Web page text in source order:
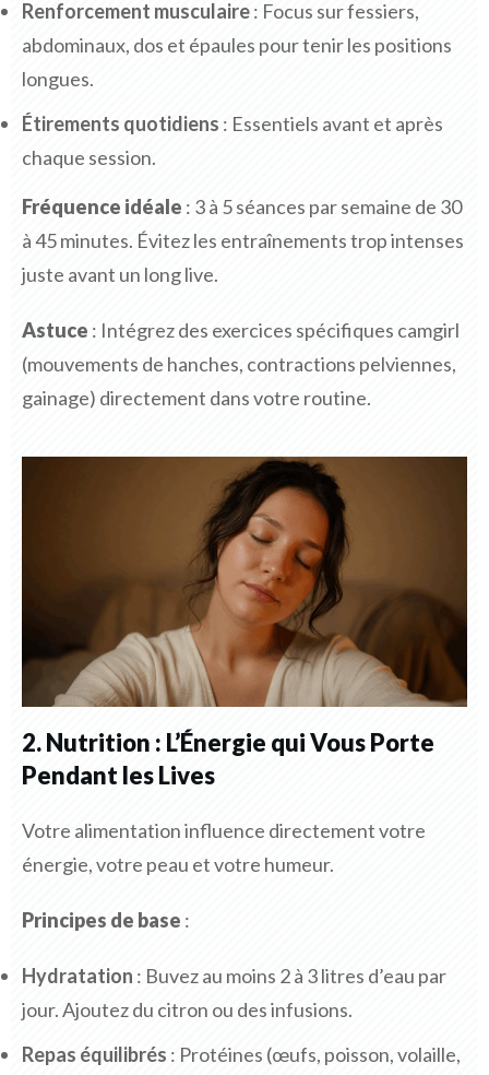
Renforcement musculaire: Focus sur fessiers,
abdominaux, dos et épaules pour tenir les positions
longues.
Étirements quotidiens : Essentiels avant et après
chaque session.
Fréquence idéale : 3 à 5 séances par semaine de 30
à 45 minutes. Évitez les entraînements trop intenses
juste avant un long live.
Astuce : Intégrez des exercices spécifiques camgirl
(mouvements de hanches, contractions pelviennes,
gainage) directement dans votre routine.
2. Nutrition : L’Énergie qui Vous Porte
Pendant les Lives
Votre alimentation influence directement votre
énergie, votre peau et votre humeur.
Principes de base :
Hydratation : Buvez au moins 2 à 3 litres d’eau par
jour. Ajoutez du citron ou des infusions.
Repas équilibrés : Protéines (œufs, poisson, volaille,